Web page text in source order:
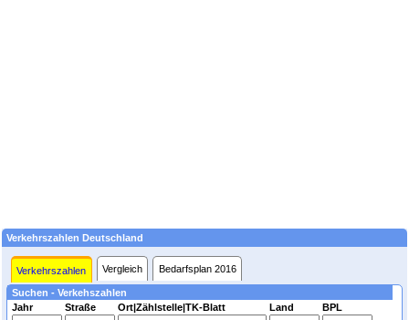
Verkehrszahlen Deutschland
Verkehrszahlen Vergleich Bedarfsplan 2016
Suchen - Verkehszahlen
Jahr
Straße Ort|Zählstelle|TK-Blatt Land BPL